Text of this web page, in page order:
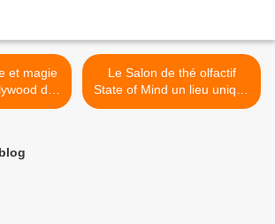
des
Le Salon de thé olfactif
State of Mind un lieu unique
d’expérimentations